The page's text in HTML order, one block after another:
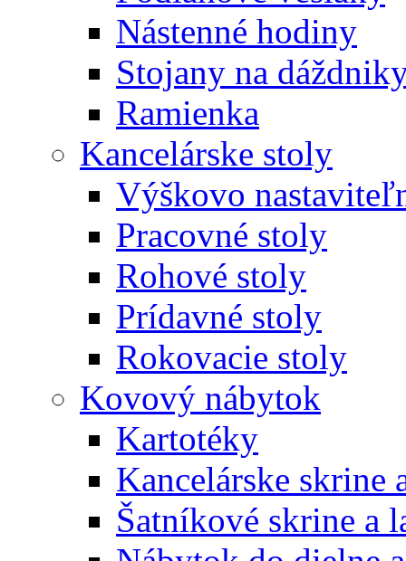
Nástenné hodiny
Stojany na
Ramienka
Kancelárske stoly
Výškovo
Pracovné stoly
Rohové stoly
Prídavné stoly
Rokovacie stoly
Kovový nábytok
Kartotéky
Kancelárske skrine
Šatníkové skrine a